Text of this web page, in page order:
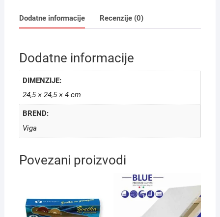
Dodatne informacije Recenzije (0)
Dodatne informacije
DIMENZIJE:
24,5 × 24,5 × 4 cm
BREND:
Viga
Povezani proizvodi